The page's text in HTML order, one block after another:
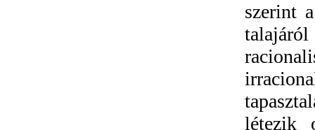
szerint
létezik